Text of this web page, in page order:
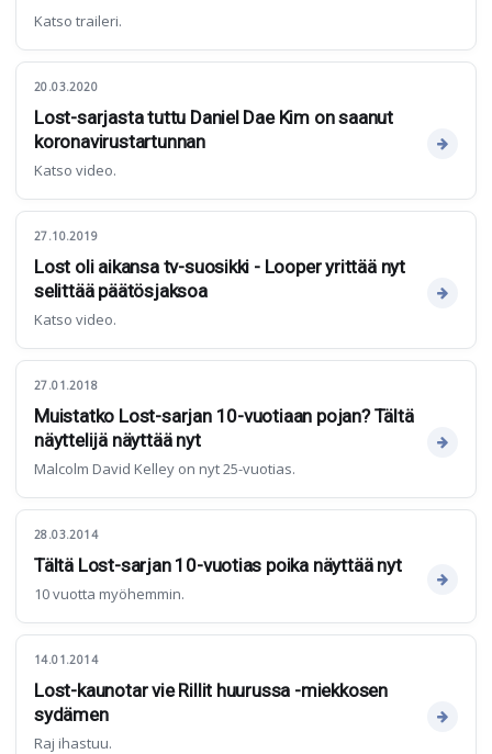
Katso traileri.
20.03.2020
Lost-sarjasta tuttu Daniel Dae Kim on saanut
koronavirustartunnan
Katso video.
27.10.2019
Lost oli aikansa tv-suosikki - Looper yrittää nyt
selittää päätösjaksoa
Katso video.
27.01.2018
Muistatko Lost-sarjan 10-vuotiaan pojan? Tältä
näyttelijä näyttää nyt
Malcolm David Kelley on nyt 25-vuotias.
28.03.2014
Tältä Lost-sarjan 10-vuotias poika näyttää nyt
10 vuotta myöhemmin.
14.01.2014
Lost-kaunotar vie Rillit huurussa -miekkosen
sydämen
Raj ihastuu.